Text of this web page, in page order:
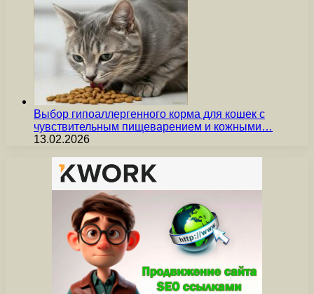
Выбор гипоаллергенного корма для кошек с
чувствительным пищеварением и кожными…
13.02.2026